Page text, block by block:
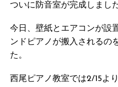
ついに防音室が完成しまし
今日、壁紙とエアコンが設
ンドピアノが搬入されるの
た。
西尾ピアノ教室では2/15よ